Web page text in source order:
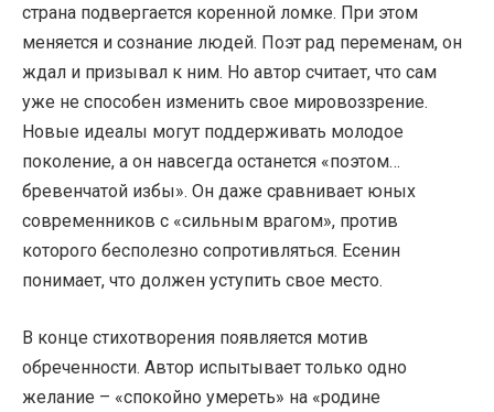
страна подвергается коренной ломке. При этом
меняется и сознание людей. Поэт рад переменам, он
ждал и призывал к ним. Но автор считает, что сам
уже не способен изменить свое мировоззрение.
Новые идеалы могут поддерживать молодое
поколение, а он навсегда останется «поэтом…
бревенчатой избы». Он даже сравнивает юных
современников с «сильным врагом», против
которого бесполезно сопротивляться. Есенин
понимает, что должен уступить свое место.
В конце стихотворения появляется мотив
обреченности. Автор испытывает только одно
желание – «спокойно умереть» на «родине